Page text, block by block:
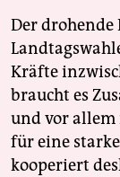
Der drohende
Kräfte
braucht es
und vor allem
für eine
kooperiert